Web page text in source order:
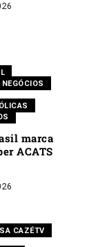
marca
ACATS
CAZÉTV